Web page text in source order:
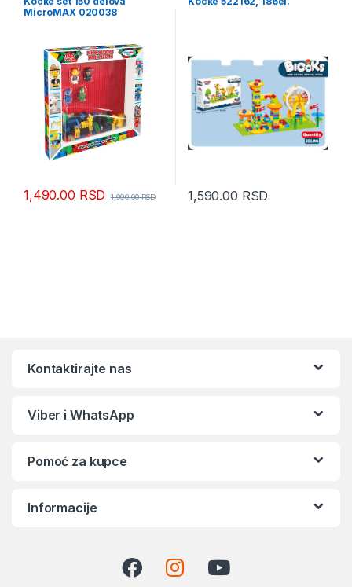
MicroMAX 020038
1,490.00 RSD 1,990.00RSD 1,590.00 RSD
Kontaktirajte nas
Viber i WhatsApp
Pomoć za kupce
Informacije